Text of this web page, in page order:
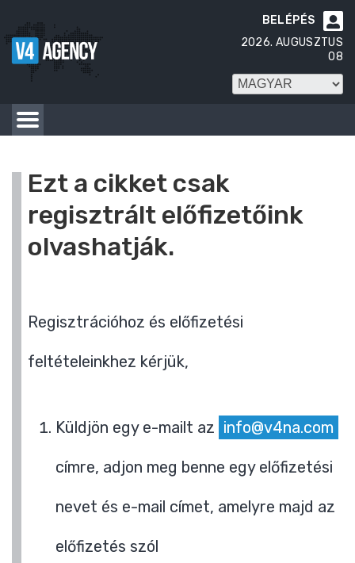

BELÉPÉS
2026. AUGUSZTUS
08
Ezt a cikket csak
regisztrált előfizetőink
olvashatják.
Regisztrációhoz és előfizetési
feltételeinkhez kérjük,
Küldjön egy e-mailt az info@v4na.com
címre, adjon meg benne egy előfizetési
nevet és e-mail címet, amelyre majd az
előfizetés szól